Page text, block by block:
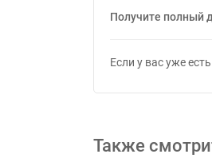
Получите полный
Если у вас уже
Также